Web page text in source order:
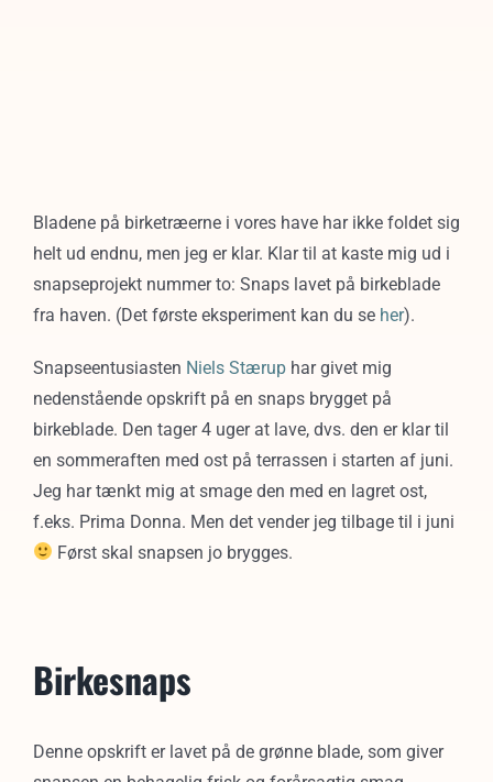
Bladene på birketræerne i vores have har ikke foldet sig
helt ud endnu, men jeg er klar. Klar til at kaste mig ud i
snapseprojekt nummer to: Snaps lavet på birkeblade
fra haven. (Det første eksperiment kan du se her).
Snapseentusiasten Niels Stæruphar givet mig
nedenstående opskrift på en snaps brygget på
birkeblade. Den tager 4 uger at lave, dvs. den er klar til
en sommeraften med ost på terrassen i starten af juni.
Jeg har tænkt mig at smage den med en lagret ost,
f.eks. Prima Donna. Men det vender jeg tilbage til i juni
Først skal snapsen jo brygges.
Birkesnaps
Denne opskrift er lavet på de grønne blade, som giver